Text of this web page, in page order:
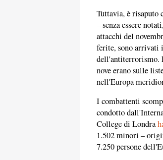
Tuttavia, è risaputo
– senza essere
attacchi del
ferite, sono arrivati
dell'antiterrorismo.
nove erano sulle
nell'Europa
I combattenti
condotto
College di Londra
1.502 minori –
7.250 persone